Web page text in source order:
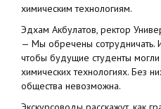
химическим технологиям.
Эдхам Акбулатов, ректор
— Мы обречены сотрудничать.
чтобы будущие студенты
химических технологиях. Без
общества невозможна.